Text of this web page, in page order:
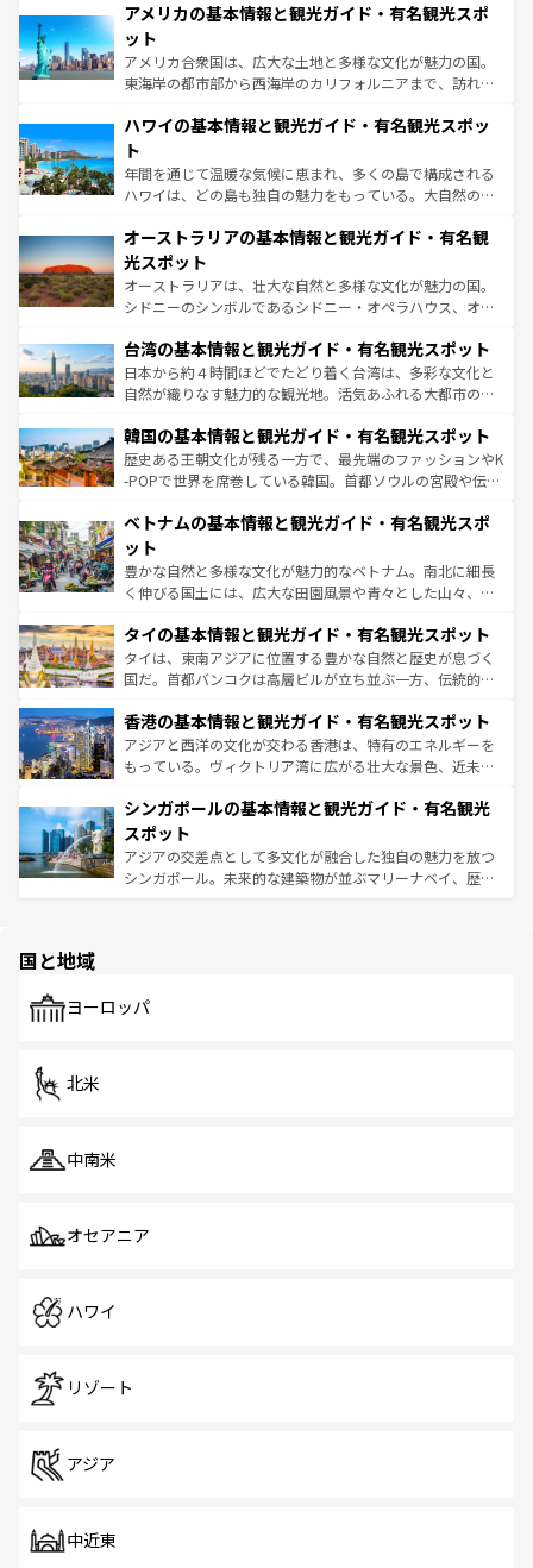
ンツ一覧を参照してほしい。
の建物がそのまま残る町や、スイスならではのユニークな
博物館もあり、アルプス観光だけでなく町歩きも満喫する
ことができる。国民の所得が高いため物価も高いが、旅行
者向けの交通パス提供のサービスもあり、うまく活用すれ
着のスイス情報はコンテンツ一覧を参照してほしい。
アメリカの基本情報と観光ガイド・有名観光スポ
ット
アメリカ合衆国は、広大な土地と多様な文化が魅力の国。
東海岸の都市部から西海岸のカリフォルニアまで、訪れる
のような巨大都市は、観光、ショッピング、エンターテイ
ンメントが詰まった刺激的なスポットだ。一方、アメリカ
西部には大自然が広がり、グランドキャニオンやイエロー
ストーン国立公園といった絶景が堪能できる。さらに、南
文化が魅力。旅行者はアメリカの各地域で異なる魅力を楽
しみながら、その多様性と豊かな歴史を感じることができ
るだろう。車でのロードトリップや列車の旅も、アメリカ
ならではの贅沢な旅のスタイルだ。 なお、新着のアメリカ
情報は コンテンツ一覧 を参照してほしい。
ハワイの基本情報と観光ガイド・有名観光スポッ
ト
年間を通じて温暖な気候に恵まれ、多くの島で構成される
ハワイは、どの島も独自の魅力をもっている。大自然の神
ワイ島は見逃せない。また、定番の観光地といえばオアフ
島だが、静かな自然を求めるならマウイ島やカウアイ島が
おすすめ。エメラルドグリーンに輝く海をはじめ、豊かな
文化や歴史が息づいている。「アロハスピリット」と呼ば
人々、おいしいローカルフードやハワイアンミュージッ
ク、伝統的なフラダンスなど、すべてがハワイの魅力を彩
っている。訪れるたびに新しい発見と感動が待っているハ
はコンテンツ一覧を参照してほしい。
オーストラリアの基本情報と観光ガイド・有名観
光スポット
オーストラリアは、壮大な自然と多様な文化が魅力の国。
シドニーのシンボルであるシドニー・オペラハウス、オー
リアリーフや大陸中央部にそびえるウルル（エアーズロッ
ク）、タスマニアの美しい原生林やケアンズの熱帯雨林な
ど、見どころがたくさん。また、カフェやワイン、オージ
いる。アクティビティも充実しており、サーフィンやダイ
ビング、ハイキングなど、アウトドア好きにはたまらな
い。オーストラリアの多彩な魅力を存分に味わいつくそ
参照してほしい。
台湾の基本情報と観光ガイド・有名観光スポット
日本から約４時間ほどでたどり着く台湾は、多彩な文化と
自然が織りなす魅力的な観光地。活気あふれる大都市の台
ン）、静ひつな山岳地帯である台湾東部など、都市の喧騒
と山間の静けさが共存しており、訪れる人に新しい発見と
驚きをもたらしてくれる。また、奥深い台湾の食文化も魅
容にもいいと評判のスイーツなど、バラエティ豊かな料理
照してほしい。
韓国の基本情報と観光ガイド・有名観光スポット
歴史ある王朝文化が残る一方で、最先端のファッションやK
-POPで世界を席巻している韓国。首都ソウルの宮殿や伝統
き、地方に足を延ばせば四季折々の自然美を楽しむことが
できる。そして、キムチや焼肉、絶品のストリートフード
まで、さまざまな韓国料理が待っている。夜には、韓国な
らではのナイトライフも堪能できる。あたたかいホスピタ
わってみてほしい。 なお、新着の韓国情報はコンテンツ一
覧 を参照してほしい。
ベトナムの基本情報と観光ガイド・有名観光スポ
ット
豊かな自然と多様な文化が魅力的なベトナム。南北に細長
く伸びる国土には、広大な田園風景や青々とした山々、世
急速な発展と共に伝統が息づく。ハノイの古い町並みやホ
ーチミン市のフランス統治時代の建物も、独特の雰囲気を
醸し出している。また、バラエティの豊かさとおいしさで
とつ。フォーやバインミー、ベトナムコーヒーなどは、ぜ
ひ現地で味わいたい。どの地域を訪れてもあたたかい人々
が旅行者を迎えてくれるので、きっと忘れられない旅にな
参照してほしい。
タイの基本情報と観光ガイド・有名観光スポット
タイは、東南アジアに位置する豊かな自然と歴史が息づく
国だ。首都バンコクは高層ビルが立ち並ぶ一方、伝統的な
の活気が交差している。北部ではチェンマイなどの山岳地
帯で自然と触れ合い、南部ではプーケットやクラビの美し
いビーチでリゾート気分を楽しむことができる。タイ料理
激する。気候は一年中温暖で、どの季節にも異なる楽しみ
が待っている。親しみやすいタイの人々、仏教を中心とし
た文化、そして多様な観光資源が、訪れる旅人を魅了し続
ける。 なお、新着のタイ情報はコンテンツ一覧を参照して
香港の基本情報と観光ガイド・有名観光スポット
アジアと西洋の文化が交わる香港は、特有のエネルギーを
もっている。ヴィクトリア湾に広がる壮大な景色、近未来
み、どこを訪れても感動するはず。観光スポットが密集し
ており、効率よく見どころを回れるのも魅力。息をのむよ
うな絶景から文化的な体験まで、香港を存分に楽しみ尽く
そう。 なお、新着の香港情報はコンテンツ一覧を参照して
シンガポールの基本情報と観光ガイド・有名観光
スポット
アジアの交差点として多文化が融合した独自の魅力を放つ
シンガポール。未来的な建築物が並ぶマリーナベイ、歴史
で、ホーカーズは地元の風情を楽しめる外せないスポット
国と地域
ヨーロッパ
北米
中南米
オセアニア
ハワイ
リゾート
アジア
中近東